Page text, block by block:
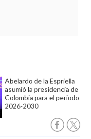
Abelardo de la Espriella
asumió la presidencia de
Colombia para el periodo
2026-2030